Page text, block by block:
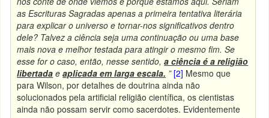
as Escrituras Sagradas apenas a primeira tentativa literária
para explicar o universo e tornar-nos significativos dentro
dele? Talvez a ciência seja uma continuação ou uma base
mais nova e melhor testada para atingir o mesmo fim. Se
esse for o caso, então, nesse sentido,a ciência é a religião
libertada eaplicada em larga escala. ” [2] Mesmo que
para Wilson, por detalhes de doutrina ainda não
solucionados pela artificial religião científica, os cientistas
ainda não possam servir como sacerdotes. Evidentemente